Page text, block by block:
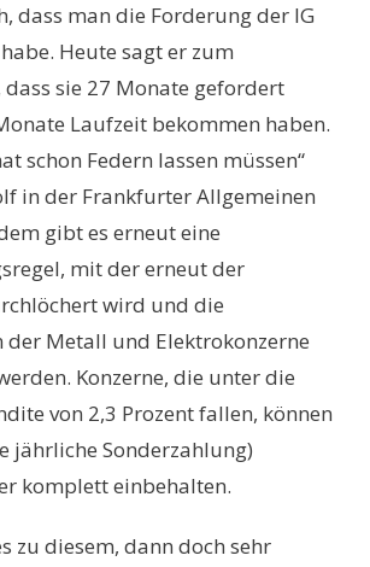
dass man die Forderung der IG
Heute sagt er zum
sie 27 Monate gefordert
Laufzeit bekommen haben.
schon Federn lassen müssen“
in der Frankfurter Allgemeinen
gibt es erneut eine
mit der erneut der
wird und die
der Metall und Elektrokonzerne
Konzerne, die unter die
von 2,3 Prozent fallen, können
jährliche Sonderzahlung)
komplett einbehalten.
zu diesem, dann doch sehr